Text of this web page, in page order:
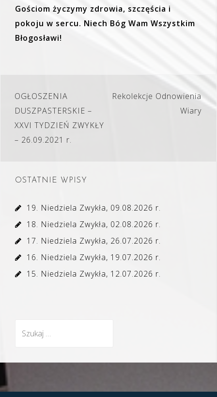
Gościom życzymy zdrowia, szczęścia i
pokoju w sercu. Niech Bóg Wam Wszystkim
Błogosławi!
Nawigacja
wpisu
OGŁOSZENIA
DUSZPASTERSKIE –
XXVI TYDZIEŃ ZWYKŁY
– 26.09.2021 r.
Rekolekcje Odnowienia
Wiary
OSTATNIE WPISY
19. Niedziela Zwykła, 09.08.2026 r.
18. Niedziela Zwykła, 02.08.2026 r.
17. Niedziela Zwykła, 26.07.2026 r.
16. Niedziela Zwykła, 19.07.2026 r.
15. Niedziela Zwykła, 12.07.2026 r.